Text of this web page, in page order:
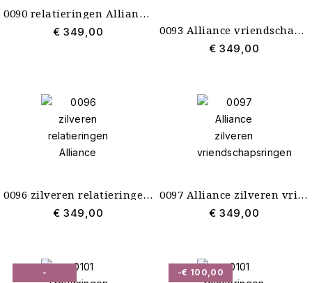
0090 relatieringen Alliance zilver
€ 349,00 0093 Alliance vriendschapsringen zilver
€ 349,00
0096 zilveren relatieringen Alliance
€ 349,00
0097 Alliance zilveren vriendschapsringen
€ 349,00
-
-€ 100,00